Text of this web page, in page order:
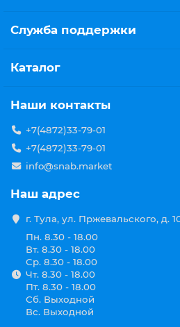
Служба поддержки
Каталог
Наши контакты
+7(4872)33-79-01
+7(4872)33-79-01
info@snab.market
Наш адрес
г. Тула, ул. Пржевальского, д.
Пн. 8.30 - 18.00
Вт. 8.30 - 18.00
Ср. 8.30 - 18.00
Чт. 8.30 - 18.00
Пт. 8.30 - 18.00
Сб. Выходной
Вс. Выходной